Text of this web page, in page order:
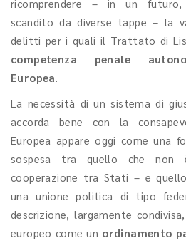
ricomprendere – in un futuro,
scandito da diverse tappe – la
delitti per i quali il Trattato di
competenza penale
Europea
La necessità di un sistema di
accorda bene con la
Europea appare oggi come una
sospesa tra quello che
cooperazione tra Stati – e
una unione politica di tipo
descrizione, largamente
europeo come un ordinamento